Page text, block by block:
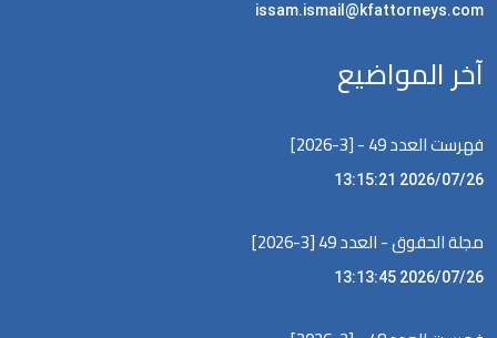
issam.ismail@kfattorneys.com
آخر المواضيع
فهرست العدد 49 - [3-2026]
2026/07/26 13:15:21
مجلة الحقوق - العدد 49 [3-2026]
2026/07/26 13:13:45